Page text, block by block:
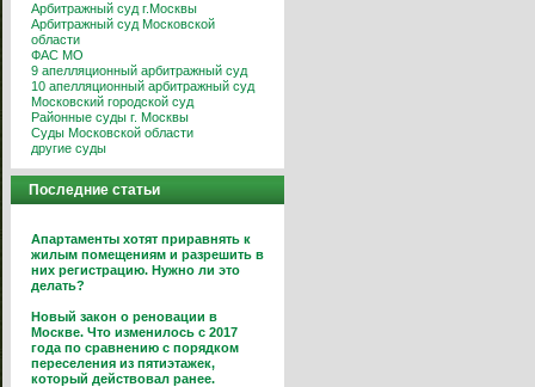
Арбитражный суд г.Москвы
Арбитражный суд Московской
области
ФАС МО
9 апелляционный арбитражный суд
10 апелляционный арбитражный суд
Московский городской суд
Районные суды г. Москвы
Суды Московской области
другие суды
Последние статьи
Апартаменты хотят приравнять к
жилым помещениям и разрешить в
них регистрацию. Нужно ли это
делать?
Новый закон о реновации в
Москве. Что изменилось с 2017
года по сравнению с порядком
переселения из пятиэтажек,
который действовал ранее.